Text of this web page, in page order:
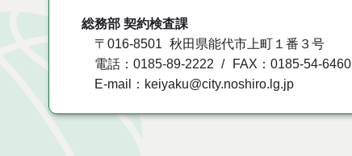
総務部 契約検査課
〒016-8501
秋田県能代市上町１番３号
電話：0185-89-2222
FAX：0185-54-6460
E-mail：keiyaku@city.noshiro.lg.jp